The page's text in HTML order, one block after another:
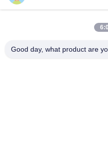
アドレス
Good day, what product are